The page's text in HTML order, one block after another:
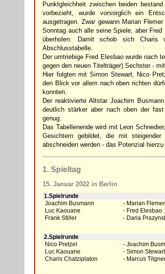
Punktgleichheit zwischen beiden
vorbezieht, wurde vorsorglich ein
ausgetragen. Zwar gewann Marian
Sonntag auch alle seine Spiele, aber
überholen. Damit schob sich
Abschlusstabelle.
Der umtriebige Fred Elesbao wurde nach
gegen den neuen Titelträger) Sechster -
Hier folgten mit Simon Stewart, Nico
den Blick vor allem nach oben richten
konnten.
Der reaktivierte Altstar Joachim
deutlich stärker aber nach oben der
genug.
Das Tabellenende wird mit Leon
Gesichtern gebildet, die mit
abschneiden werden - das Potenzial
1. Spieltag
15. Januar 2022 in Berlin
1.Spielrunde
Joachim Busmann
Marian Flemer
Luc Kaouane
Fred Elesbao
Frank Stiller
Daria
2.Spielrunde
Nico Pretzel
Joachim
Luc Kaouane
Simon Stewart
Charis Chatziplaton
Marcus